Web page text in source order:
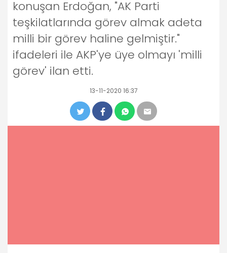
konuşan Erdoğan, "AK Parti
teşkilatlarında görev almak adeta
milli bir görev haline gelmiştir."
ifadeleri ile AKP'ye üye olmayı 'milli
görev' ilan etti.
13-11-2020 16:37